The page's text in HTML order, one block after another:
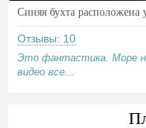
Синяя бухта
Отзывы: 10
Это фантастика. Море
видео все...